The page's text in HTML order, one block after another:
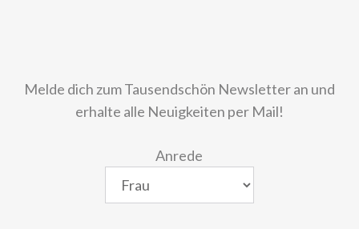
Melde dich zum Tausendschön Newsletter an und
erhalte alle Neuigkeiten per Mail!
Anrede